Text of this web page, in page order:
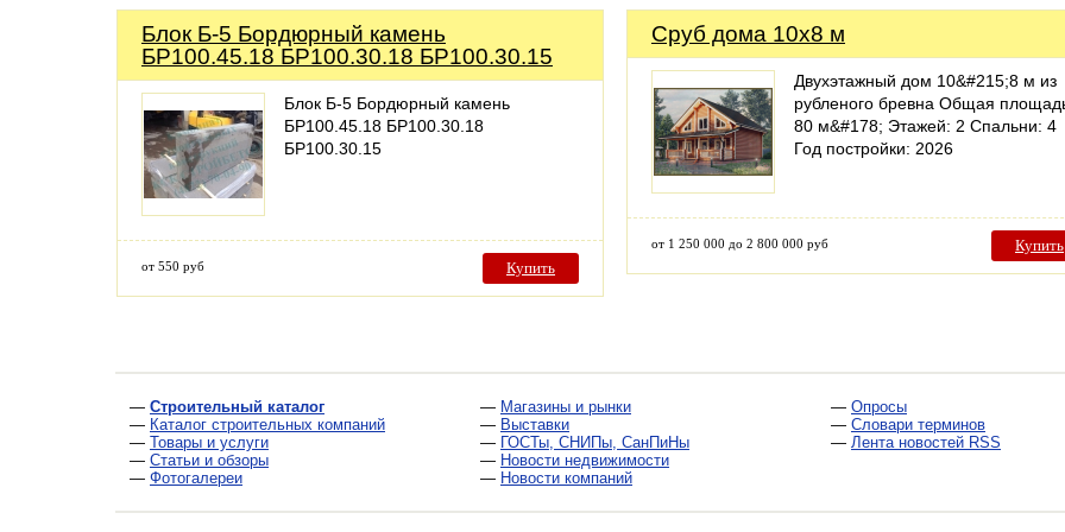
Блок Б-5 Бордюрный камень
БР100.45.18 БР100.30.18 БР100.30.15
Блок Б-5 Бордюрный камень
БР100.45.18 БР100.30.18
БР100.30.15
от 550 руб Купить
Сруб дома 10x8 м
Двухэтажный дом 10&#215;8 м из
рубленого бревна Общая
80 м&#178; Этажей: 2 Спальни: 4
Год постройки: 2026
от 1 250 000 до 2 800 000 руб Купить
— Строительный каталог
— Каталог строительных компаний
— Товары и услуги
— Статьи и обзоры
— Фотогалереи
— Магазины и рынки
— Выставки
— ГОСТы, СНИПы, СанПиНы
— Новости недвижимости
— Новости компаний
— Опросы
— Словари терминов
— Лента новостей RSS